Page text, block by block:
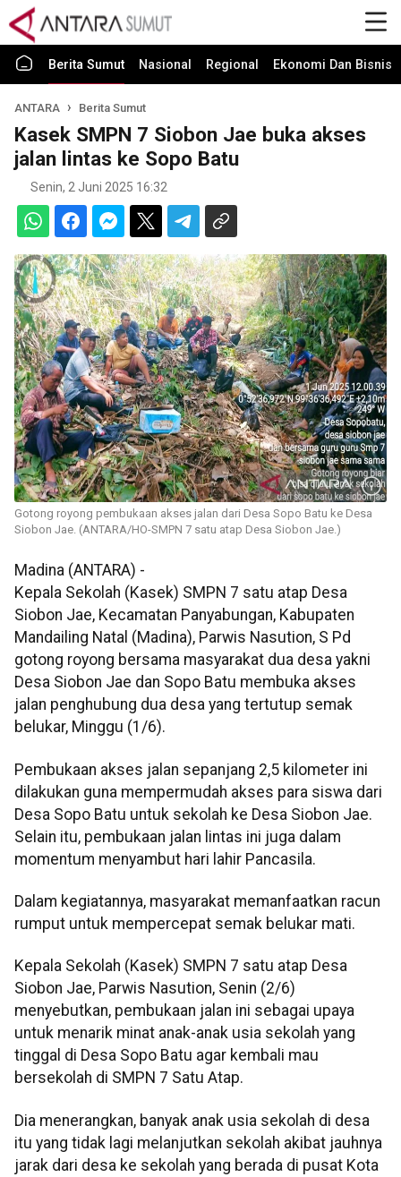
Berita Sumut Nasional Regional Ekonomi Dan Bisnis
ANTARA Berita Sumut
Kasek SMPN 7 Siobon Jae buka akses
jalan lintas ke Sopo Batu
Senin, 2 Juni 2025 16:32
Gotong royong pembukaan akses jalan dari Desa Sopo Batu ke Desa
Siobon Jae. (ANTARA/HO-SMPN 7 satu atap Desa Siobon Jae.)
Madina (ANTARA) -
Kepala Sekolah (Kasek) SMPN 7 satu atap Desa
Siobon Jae, Kecamatan Panyabungan, Kabupaten
Mandailing Natal (Madina), Parwis Nasution, S Pd
gotong royong bersama masyarakat dua desa yakni
Desa Siobon Jae dan Sopo Batu membuka akses
jalan penghubung dua desa yang tertutup semak
belukar, Minggu (1/6).
Pembukaan akses jalan sepanjang 2,5 kilometer ini
dilakukan guna mempermudah akses para siswa dari
Desa Sopo Batu untuk sekolah ke Desa Siobon Jae.
Selain itu, pembukaan jalan lintas ini juga dalam
momentum menyambut hari lahir Pancasila.
Dalam kegiatannya, masyarakat memanfaatkan racun
rumput untuk mempercepat semak belukar mati.
Kepala Sekolah (Kasek) SMPN 7 satu atap Desa
Siobon Jae, Parwis Nasution, Senin (2/6)
menyebutkan, pembukaan jalan ini sebagai upaya
untuk menarik minat anak-anak usia sekolah yang
tinggal di Desa Sopo Batu agar kembali mau
bersekolah di SMPN 7 Satu Atap.
Dia menerangkan, banyak anak usia sekolah di desa
itu yang tidak lagi melanjutkan sekolah akibat jauhnya
jarak dari desa ke sekolah yang berada di pusat Kota